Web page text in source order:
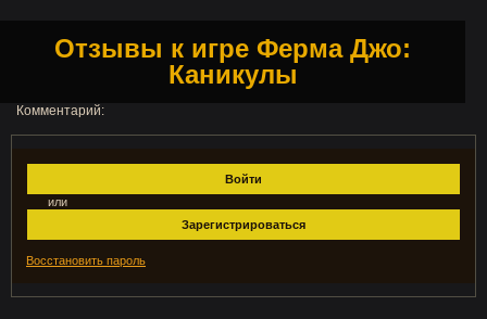
Отзывы к игре Ферма Джо:
Каникулы
Комментарий:
Войти
или
Зарегистрироваться
Восстановить пароль